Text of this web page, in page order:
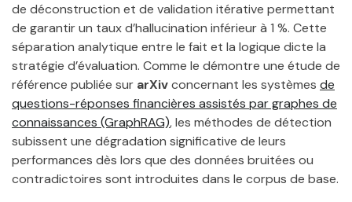
de déconstruction et de validation itérative permettant
de garantir un taux d’hallucination inférieur à 1 %. Cette
séparation analytique entre le fait et la logique dicte la
stratégie d’évaluation. Comme le démontre une étude de
référence publiée sur arXivconcernant les systèmes de
questions-réponses financières assistés par graphes de
connaissances (GraphRAG), les méthodes de détection
subissent une dégradation significative de leurs
performances dès lors que des données bruitées ou
contradictoires sont introduites dans le corpus de base.